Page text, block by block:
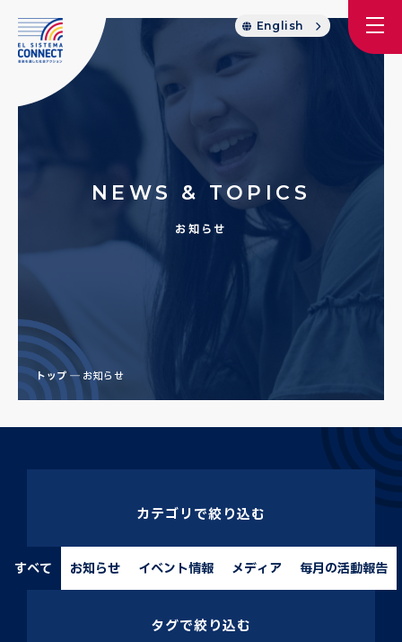
English
NEWS & TOPICS
お知らせ
トップ お知らせ
カテゴリで絞り込む
すべて お知らせ イベント情報 メディア 毎月の活動報告
タグで絞り込む